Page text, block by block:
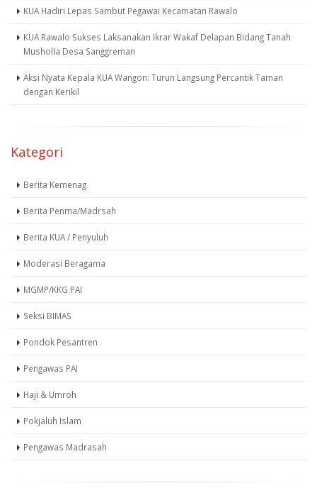
KUA Hadiri Lepas Sambut Pegawai Kecamatan Rawalo
KUA Rawalo Sukses Laksanakan Ikrar Wakaf Delapan Bidang Tanah
Musholla Desa Sanggreman
Aksi Nyata Kepala KUA Wangon: Turun Langsung Percantik Taman
dengan Kerikil
Kategori
Berita Kemenag
Berita Penma/Madrsah
Berita KUA / Penyuluh
Moderasi Beragama
MGMP/KKG PAI
Seksi BIMAS
Pondok Pesantren
Pengawas PAI
Haji & Umroh
Pokjaluh Islam
Pengawas Madrasah